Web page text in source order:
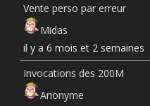
Vente perso par erreur
Midas
il y a 6 mois et 2 semaines
Invocations des 200M
Anonyme